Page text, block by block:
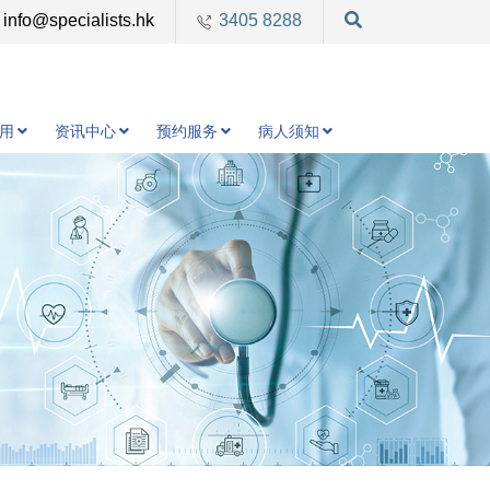
info@specialists.hk 3405 8288
资讯中心 预约服务 病人须知